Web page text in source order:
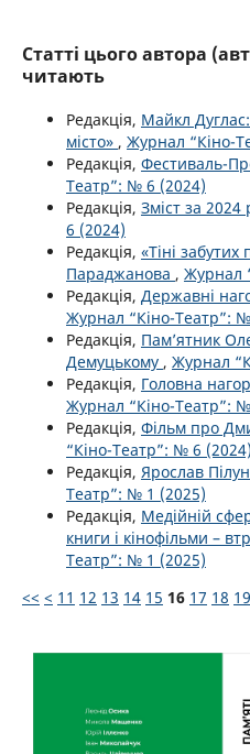
Статті цього автора
читають
Редакція, Майкл
місто» , Журнал “Кіно-
Редакція, Фестиваль-
Театр”: № 6 (2024)
Редакція, Зміст за 2024
6 (2024)
Редакція, «Тіні
Параджанова , Журнал
Редакція, Державні
Журнал “Кіно-Театр”:
Редакція, Пам’ятник
Демуцькому , Журнал
Редакція, Головна
Журнал “Кіно-Театр”:
Редакція, Фільм про
“Кіно-Театр”: № 6 (2024)
Редакція, Ярослав
Театр”: № 1 (2025)
Редакція, Медійній
книги і кінофільми –
Театр”: № 1 (2025)
<< < 11 12 13 14 15 16 17 18 19